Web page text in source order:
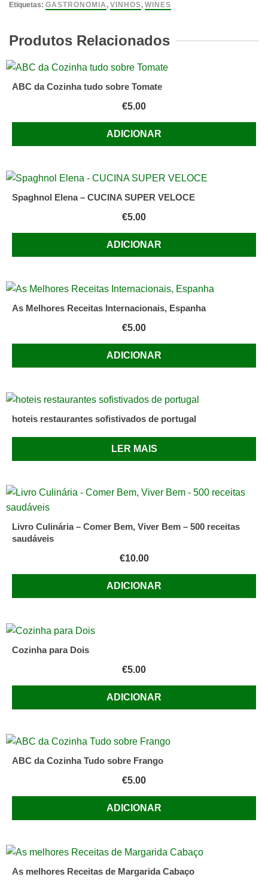
do
de
Walton
Etiquetas: GASTRONOMIA , VINHOS, WINES
Produtos Relacionados
ABC da Cozinha tudo sobre Tomate
€5.00
ADICIONAR
Spaghnol Elena – CUCINA SUPER VELOCE
€5.00
ADICIONAR
As Melhores Receitas Internacionais, Espanha
€5.00
ADICIONAR
hoteis restaurantes sofistivados de portugal
LER MAIS
Livro Culinária – Comer Bem, Viver Bem – 500 receitas
saudáveis
€10.00
ADICIONAR
Cozinha para Dois
€5.00
ADICIONAR
ABC da Cozinha Tudo sobre Frango
€5.00
ADICIONAR
As melhores Receitas de Margarida Cabaço